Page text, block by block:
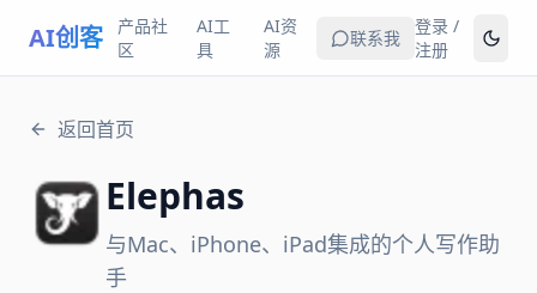
AI创客
产品社
区
AI工
具
AI资
源
联系我
登录 /
注册
返回首页
Elephas
与Mac、iPhone、iPad集成的个人写作助
手